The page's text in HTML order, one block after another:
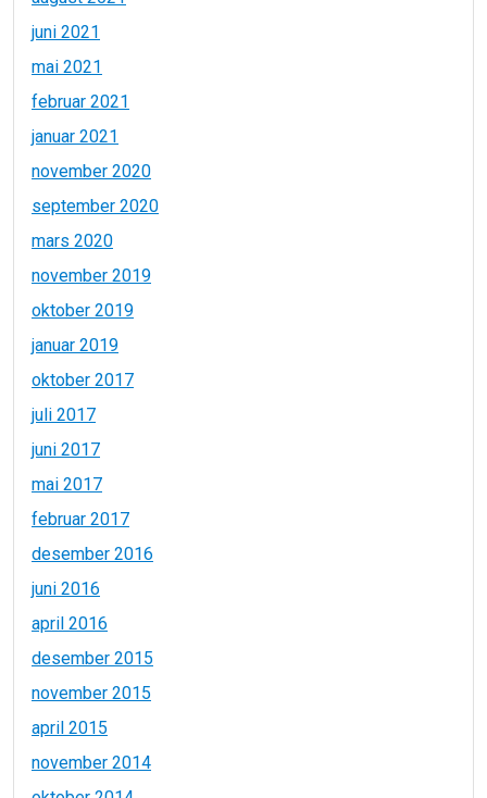
juni 2021
mai 2021
februar 2021
januar 2021
november 2020
september 2020
mars 2020
november 2019
oktober 2019
januar 2019
oktober 2017
juli 2017
juni 2017
mai 2017
februar 2017
desember 2016
juni 2016
april 2016
desember 2015
november 2015
april 2015
november 2014